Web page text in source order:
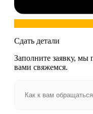
Сдать детали
Заполните заявку, мы
вами свяжемся.